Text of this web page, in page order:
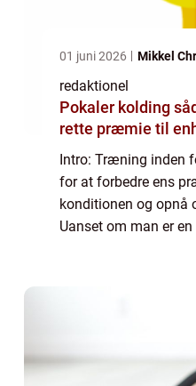
01 juni 2026 Mikkel
redaktionel
Pokaler kolding sådan finder du den
rette præmie til
Intro: Træning inden
for at forbedre ens
konditionen og opnå
Uanset om man er